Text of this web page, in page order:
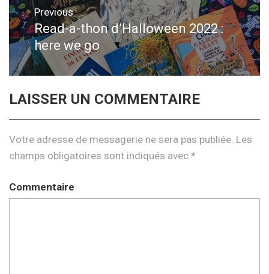
Navigation
de
l’article
Previous
Previous
post:
Read-a-thon d’Halloween 2022 :
here we go
LAISSER UN COMMENTAIRE
Votre adresse de messagerie ne sera pas publiée. Les
champs obligatoires sont indiqués avec *
Commentaire